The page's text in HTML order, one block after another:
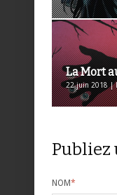
La Mort
22 juin 2018 |
Publiez
NOM*